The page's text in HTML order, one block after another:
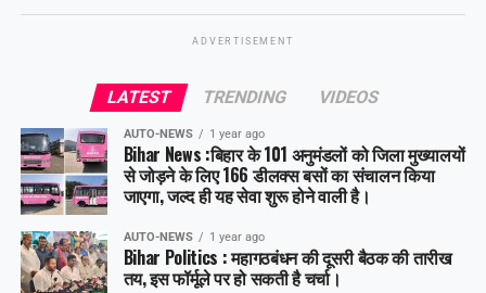
Facebook X
Like this:
ADVERTISEMENT
LATEST TRENDING VIDEOS
AUTO-NEWS 1 year ago
Bihar News :बिहार के 101 अनुमंडलों को जिला मुख्यालयों
से जोड़ने के लिए 166 डीलक्स बसों का संचालन किया
जाएगा, जल्द ही यह सेवा शुरू होने वाली है।
AUTO-NEWS 1 year ago
Bihar Politics : महागठबंधन की दूसरी बैठक की तारीख
तय, इस फॉर्मूले पर हो सकती है चर्चा।